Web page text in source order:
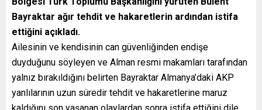
Bayraktar ağır tehdit ve hakaretlerin ardından istifa
ettiğini açıkladı.
Ailesinin ve kendisinin can güvenliğinden endişe
duyduğunu söyleyen ve Alman resmi makamları tarafından
yalnız bırakıldığını belirten Bayraktar Almanya’daki AKP
yanlılarının uzun süredir tehdit ve hakaretlerine maruz